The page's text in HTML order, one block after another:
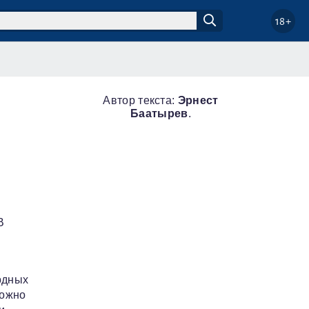
18+
Автор текста: Эрнест
Баатырев.